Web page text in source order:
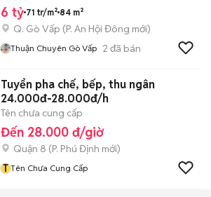
6 tỷ 71 tr/m² 84 m²
Q. Gò Vấp (P. An Hội Đông mới)
Thuận Chuyên Gò Vấp 2 đã bán
Tuyển pha chế, bếp, thu ngân
24.000đ-28.000đ/h
Tên chưa cung cấp
Đến 28.000 đ/giờ
Quận 8 (P. Phú Định mới)
T Tên Chưa Cung Cấp